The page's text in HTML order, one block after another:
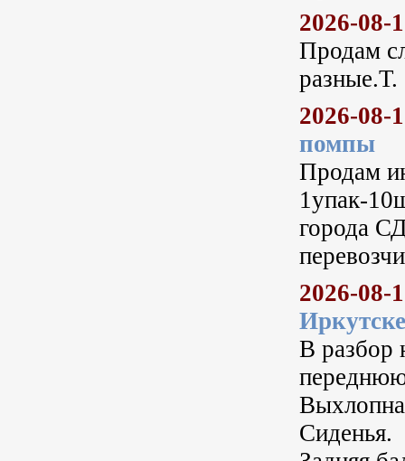
2026-08-
Продам
разные.Т.
2026-08-
помпы
Продам
1упак-
города
2026-08-
Иркутске
В разбор
Сиденья.